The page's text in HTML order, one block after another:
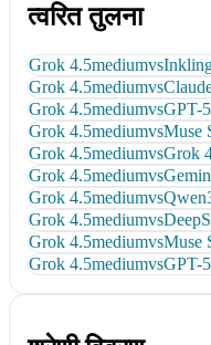
त्वरित तुलना
Grok 4.5mediumvs
Grok 4.5mediumvs
Grok 4.5mediumvsGPT-
Grok 4.5mediumvsMuse
Grok 4.5mediumvsGrok
Grok 4.5mediumvs
Grok 4.5mediumvs
Grok 4.5mediumvs
Grok 4.5mediumvsMuse
Grok 4.5mediumvsGPT-